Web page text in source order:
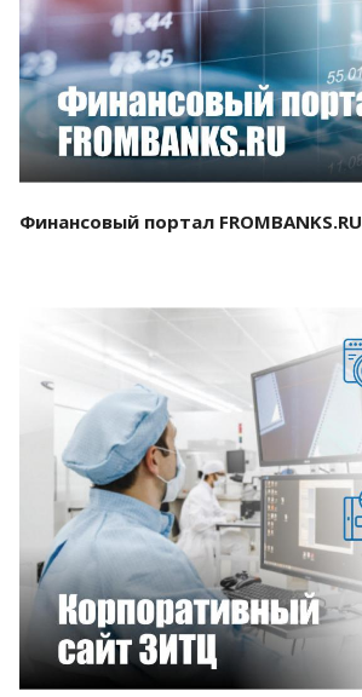
Смотреть проект
Финансовый портал FROMBANKS.RU
Смотреть проект